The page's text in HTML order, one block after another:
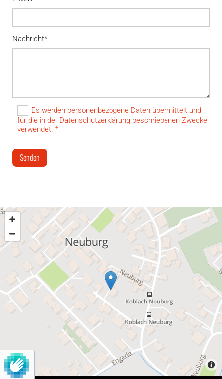
Nachricht*
Es werden personenbezogene Daten übermittelt und
für die in der Datenschutzerklärung beschriebenen Zwecke
verwendet. *